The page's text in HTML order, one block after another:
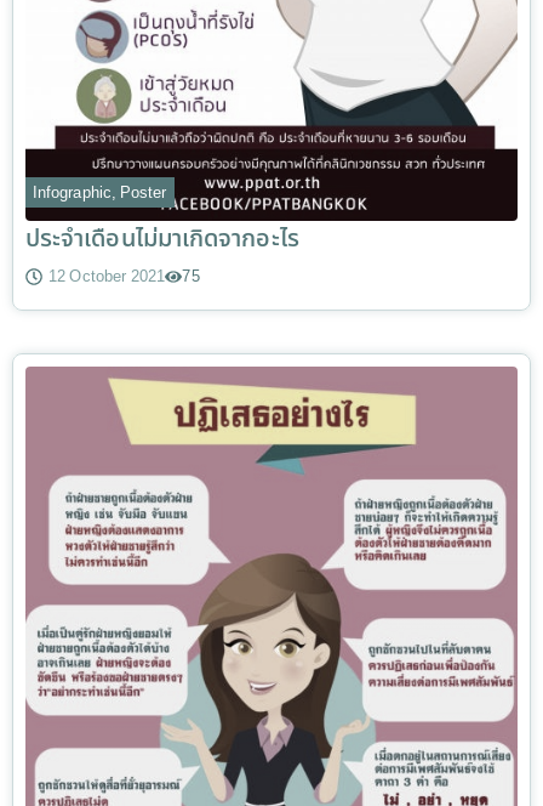
Infographic, Poster
ประจำเดือนไม่มาเกิดจากอะไร
12 October 2021 75